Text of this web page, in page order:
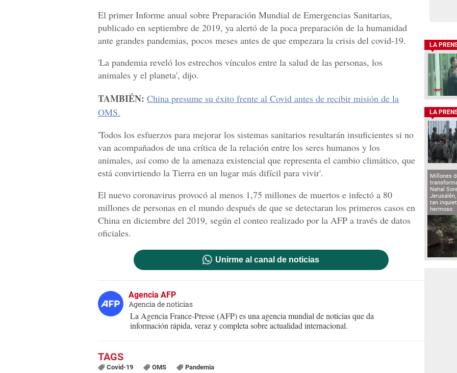
El primer Informe anual sobre Preparación Mundial de Emergencias Sanitarias,
publicado en septiembre de 2019, ya alertó de la poca preparación de la humanidad
ante grandes pandemias, pocos meses antes de que empezara la crisis del covid-19.
'La pandemia reveló los estrechos vínculos entre la salud de las personas, los
animales y el planeta', dijo.
TAMBIÉN: China presume su éxito frente al Covid antes de recibir misión de la
OMS.
'Todos los esfuerzos para mejorar los sistemas sanitarios resultarán insuficientes si no
van acompañados de una crítica de la relación entre los seres humanos y los
animales, así como de la amenaza existencial que representa el cambio climático, que
está convirtiendo la Tierra en un lugar más difícil para vivir'.
El nuevo coronavirus provocó al menos 1,75 millones de muertos e infectó a 80
millones de personas en el mundo después de que se detectaran los primeros casos en
China en diciembre del 2019, según el conteo realizado por la AFP a través de datos
oficiales.
Unirme al canal de noticias
Agencia AFP
Agencia de noticias
La Agencia France-Presse (AFP) es una agencia mundial de noticias que da
información rápida, veraz y completa sobre actualidad internacional.
Covid-19 OMS Pandemia
LA
LA
Millones
Nahal
tan
hermoso